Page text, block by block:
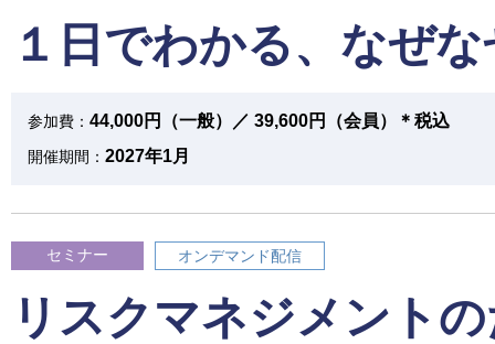
１日でわかる、なぜ
参加費： 44,000円（一般）／ 39,600円（会員）＊税込
開催期間： 2027年1月
セミナー オンデマンド配信
リスクマネジメント